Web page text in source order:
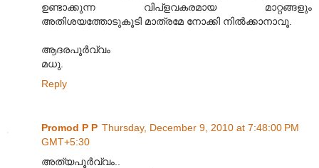
ഉണ്ടാക്കുന്ന വിപ്‌ളവകരമായ മാറ്റങ്ങളും
അതിശയത്തോടുകൂടി മാത്രമേ നോക്കി നിൽക്കാനാവൂ.
ആദരപൂർവ്വം
മധു.
Reply
Promod P P Thursday, December 9, 2010 at 7:48:00 PM
GMT+5:30
അത്യപൂർവ്വം..